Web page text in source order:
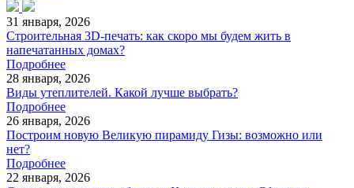
31 января, 2026
Строительная 3D-печать: как скоро мы будем жить в
напечатанных домах?
Подробнее
28 января, 2026
Виды утеплителей. Какой лучше выбрать?
Подробнее
26 января, 2026
Построим новую Великую пирамиду Гизы: возможно или
нет?
Подробнее
22 января, 2026